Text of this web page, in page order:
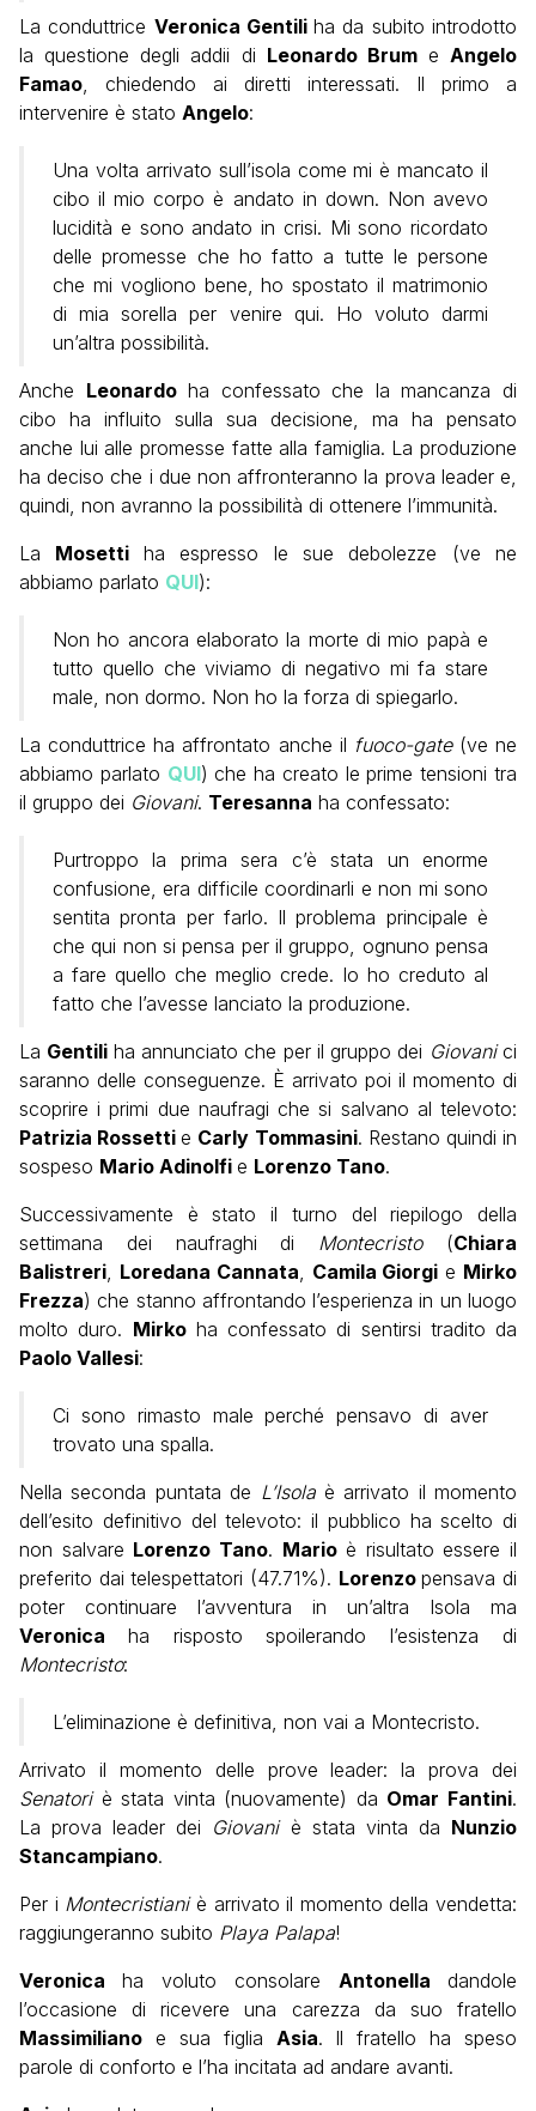
La conduttrice Veronica Gentiliha da subito introdotto
la questione degli addii di Leonardo Brume Angelo
Famao, chiedendo ai diretti interessati. Il primo a
intervenire è stato Angelo:
Una volta arrivato sull’isola come mi è mancato il
cibo il mio corpo è andato in down. Non avevo
lucidità e sono andato in crisi. Mi sono ricordato
delle promesse che ho fatto a tutte le persone
che mi vogliono bene, ho spostato il matrimonio
di mia sorella per venire qui. Ho voluto darmi
un’altra possibilità.
Anche Leonardoha confessato che la mancanza di
cibo ha influito sulla sua decisione, ma ha pensato
anche lui alle promesse fatte alla famiglia. La produzione
ha deciso che i due non affronteranno la prova leader e,
quindi, non avranno la possibilità di ottenere l’immunità.
La Mosetti ha espresso le sue debolezze (ve ne
abbiamo parlato QUI):
Non ho ancora elaborato la morte di mio papà e
tutto quello che viviamo di negativo mi fa stare
male, non dormo. Non ho la forza di spiegarlo.
La conduttrice ha affrontato anche il fuoco-gate (ve ne
abbiamo parlato QUI) che ha creato le prime tensioni tra
il gruppo dei Giovani. Teresanna ha confessato:
Purtroppo la prima sera c’è stata un enorme
confusione, era difficile coordinarli e non mi sono
sentita pronta per farlo. Il problema principale è
che qui non si pensa per il gruppo, ognuno pensa
a fare quello che meglio crede. Io ho creduto al
fatto che l’avesse lanciato la produzione.
La Gentili ha annunciato che per il gruppo dei Giovanici
saranno delle conseguenze. È arrivato poi il momento di
scoprire i primi due naufragi che si salvano al televoto:
Patrizia Rossettie Carly Tommasini. Restano quindi in
sospeso Mario Adinolfi e Lorenzo Tano.
Successivamente è stato il turno del riepilogo della
settimana dei naufraghi di Montecristo(Chiara
Balistreri, Loredana Cannata, Camila Giorgi e Mirko
Frezza) che stanno affrontando l’esperienza in un luogo
molto duro. Mirkoha confessato di sentirsi tradito da
Paolo Vallesi:
Ci sono rimasto male perché pensavo di aver
trovato una spalla.
Nella seconda puntata de L’Isola è arrivato il momento
dell’esito definitivo del televoto: il pubblico ha scelto di
non salvare Lorenzo Tano. Marioè risultato essere il
preferito dai telespettatori (47.71%). Lorenzopensava di
poter continuare l’avventura in un’altra Isola ma
Veronica ha risposto spoilerando l’esistenza di
Montecristo:
L’eliminazione è definitiva, non vai a Montecristo.
Arrivato il momento delle prove leader: la prova dei
Senatori è stata vinta (nuovamente) da Omar Fantini.
La prova leader dei Giovaniè stata vinta da Nunzio
Stancampiano.
Per i Montecristiani è arrivato il momento della vendetta:
raggiungeranno subito Playa Palapa!
Veronica ha voluto consolare Antonella dandole
l’occasione di ricevere una carezza da suo fratello
Massimiliano e sua figlia Asia. Il fratello ha speso
parole di conforto e l’ha incitata ad andare avanti.